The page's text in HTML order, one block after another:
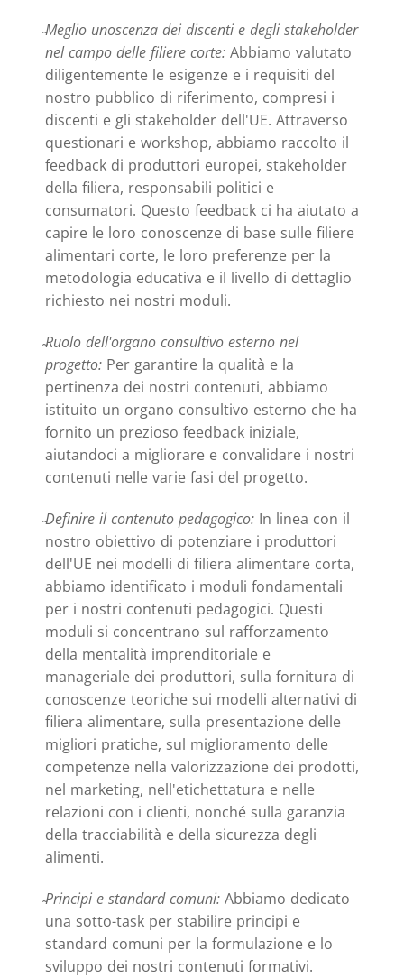
Meglio unoscenza dei discenti e degli stakeholder
nel campo delle filiere corte: Abbiamo valutato
diligentemente le esigenze e i requisiti del
nostro pubblico di riferimento, compresi i
discenti e gli stakeholder dell'UE. Attraverso
questionari e workshop, abbiamo raccolto il
feedback di produttori europei, stakeholder
della filiera, responsabili politici e
consumatori. Questo feedback ci ha aiutato a
capire le loro conoscenze di base sulle filiere
alimentari corte, le loro preferenze per la
metodologia educativa e il livello di dettaglio
richiesto nei nostri moduli.
Ruolo dell'organo consultivo esterno nel
progetto: Per garantire la qualità e la
pertinenza dei nostri contenuti, abbiamo
istituito un organo consultivo esterno che ha
fornito un prezioso feedback iniziale,
aiutandoci a migliorare e convalidare i nostri
contenuti nelle varie fasi del progetto.
Definire il contenuto pedagogico:In linea con il
nostro obiettivo di potenziare i produttori
dell'UE nei modelli di filiera alimentare corta,
abbiamo identificato i moduli fondamentali
per i nostri contenuti pedagogici. Questi
moduli si concentrano sul rafforzamento
della mentalità imprenditoriale e
manageriale dei produttori, sulla fornitura di
conoscenze teoriche sui modelli alternativi di
filiera alimentare, sulla presentazione delle
migliori pratiche, sul miglioramento delle
competenze nella valorizzazione dei prodotti,
nel marketing, nell'etichettatura e nelle
relazioni con i clienti, nonché sulla garanzia
della tracciabilità e della sicurezza degli
alimenti.
Principi e standard comuni: Abbiamo dedicato
una sotto-task per stabilire principi e
standard comuni per la formulazione e lo
sviluppo dei nostri contenuti formativi.